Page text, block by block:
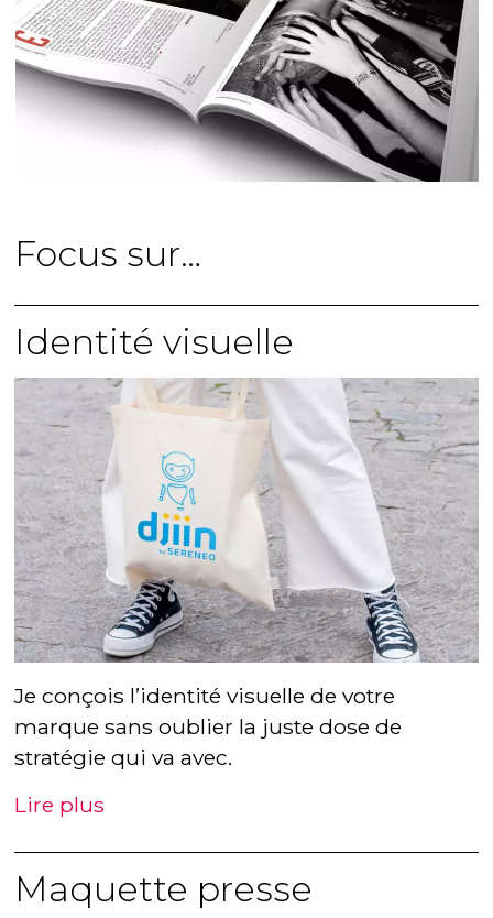
Focus sur…
Identité visuelle
Je conçois l’identité visuelle de votre
marque sans oublier la juste dose de
stratégie qui va avec.
Lire plus
Maquette presse